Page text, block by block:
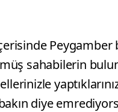
içerisinde
sahabilerin
diye